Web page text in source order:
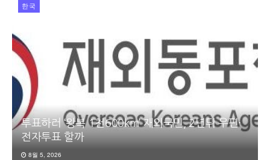
한국
투표하러 ‘왕복 1천600km’ 재외국민, 2년뒤 우편·
전자투표 할까
8월 5, 2026